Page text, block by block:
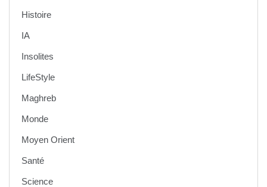
Histoire
IA
Insolites
LifeStyle
Maghreb
Monde
Moyen Orient
Santé
Science